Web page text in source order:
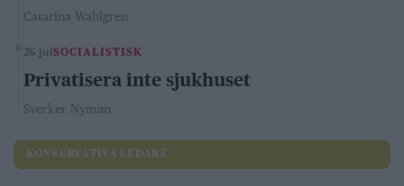
Catarina Wahlgren
26 julSOCIALISTISK
Privatisera inte sjukhuset
Sverker Nyman
KONSERVATIVA LEDARE